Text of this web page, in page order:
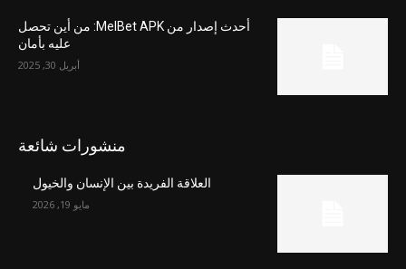
أحدث إصدار من MelBet APK: من أين تحصل
عليه بأمان
أبريل 30, 2025
منشورات شائعة
العلاقة الفريدة بين الإنسان والخيول
مايو 19, 2026